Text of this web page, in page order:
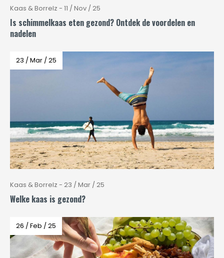
Kaas & Borrelz - 11 / Nov / 25
Is schimmelkaas eten gezond? Ontdek de voordelen en
nadelen
23 / Mar / 25
Kaas & Borrelz - 23 / Mar / 25
Welke kaas is gezond?
26 / Feb / 25